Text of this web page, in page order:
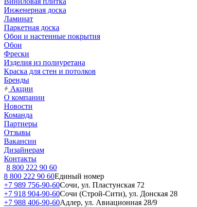
Инженерная доска
Ламинат
Паркетная доска
Обои и настенные покрытия
Обои
Фрески
Изделия из полиуретана
Краска для стен и потолков
Бренды
Акции
О компании
Новости
Команда
Партнеры
Отзывы
Вакансии
Дизайнерам
Контакты
8 800 222 90 60
8 800 222 90 60Единый номер
+7 989 756-90-60Сочи, ул. Пластунская 72
+7 918 904-90-60Сочи (Строй-Сити), ул. Донская 28
+7 988 406-90-60Адлер, ул. Авиационная 28/9